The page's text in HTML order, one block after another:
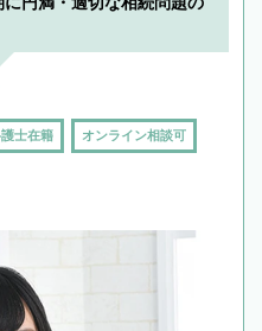
士在籍 オンライン相談可